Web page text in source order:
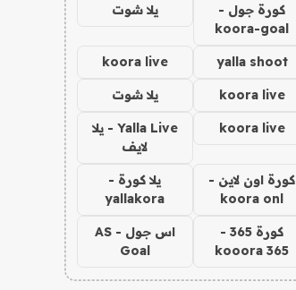
كورة جول -
koora-goal
يلا شوت
yalla shoot
koora live
koora live يلا شوت
koora live
Yalla Live - يلا
لايف
كورة اون لاين -
koora onl
يلا كورة -
yallakora
كورة 365 -
kooora 365
اس جول - AS
Goal